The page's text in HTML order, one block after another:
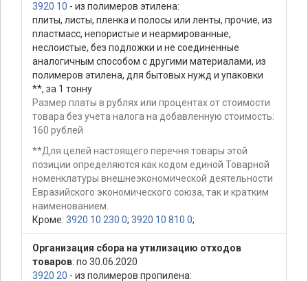
3920 10 - из полимеров этилена:
плиты, листы, пленка и полосы или ленты, прочие, из
пластмасс, непористые и неармированные,
неслоистые, без подложки и не соединенные
аналогичным способом с другими материалами, из
полимеров этилена, для бытовых нужд и упаковки
**, за 1 тонну
Размер платы в рублях или процентах от стоимости
товара без учета налога на добавленную стоимость:
160 рублей
**Для целей настоящего перечня товары этой
позиции определяются как кодом единой Товарной
номенклатуры внешнеэкономической деятельности
Евразийского экономического союза, так и кратким
наименованием.
Кроме: 3920 10 230 0; 3920 10 810 0;
Организация сбора на утилизацию отходов
товаров: по 30.06.2020
3920 20 - из полимеров пропилена: